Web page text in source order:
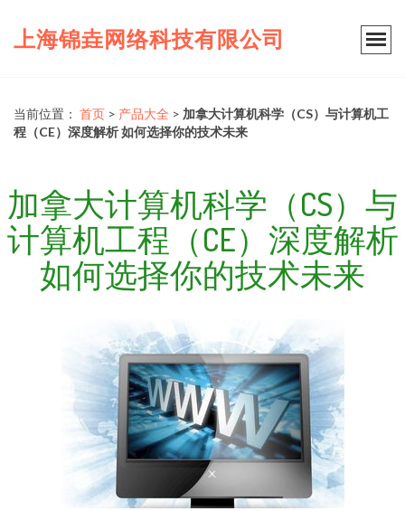
上海锦垚网络科技有限公司
当前位置： 首页 > 产品大全 > 加拿大计算机科学（CS）与计算机工
程（CE）深度解析 如何选择你的技术未来
加拿大计算机科学（CS）与
计算机工程（CE）深度解析
如何选择你的技术未来